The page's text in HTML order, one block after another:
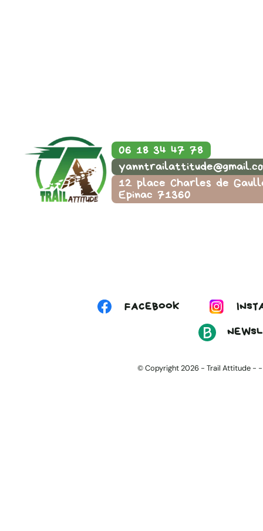
06 18 34 47 78
12 place Charles de
Epinac 71360
FACEBOOK
© Copyright 2026 - Trail Attitude -